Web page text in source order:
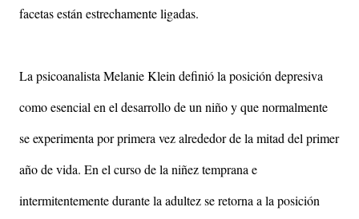
facetas están estrechamente ligadas.
La psicoanalista Melanie Klein definió la posición depresiva
como esencial en el desarrollo de un niño y que normalmente
se experimenta por primera vez alrededor de la mitad del primer
año de vida. En el curso de la niñez temprana e
intermitentemente durante la adultez se retorna a la posición